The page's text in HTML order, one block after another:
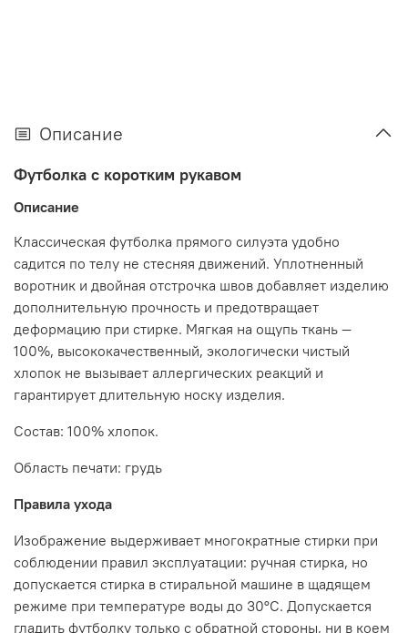
Описание
Футболка с коротким рукавом
Описание
Классическая футболка прямого силуэта удобно
садится по телу не стесняя движений. Уплотненный
воротник и двойная отстрочка швов добавляет изделию
дополнительную прочность и предотвращает
деформацию при стирке. Мягкая на ощупь ткань —
100%, высококачественный, экологически чистый
хлопок не вызывает аллергических реакций и
гарантирует длительную носку изделия.
Состав: 100% хлопок.
Область печати: грудь
Правила ухода
Изображение выдерживает многократные стирки при
соблюдении правил эксплуатации: ручная стирка, но
допускается стирка в стиральной машине в щадящем
режиме при температуре воды до 30°C. Допускается
гладить футболку только с обратной стороны, ни в коем